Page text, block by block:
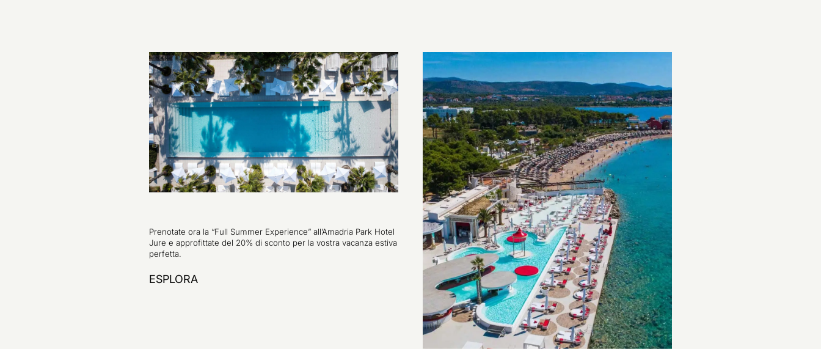
Prenotate ora la “Full Summer Experience” all’Amadria Park Hotel
Jure e approfittate del 20% di sconto per la vostra vacanza estiva
perfetta.
ESPLORA